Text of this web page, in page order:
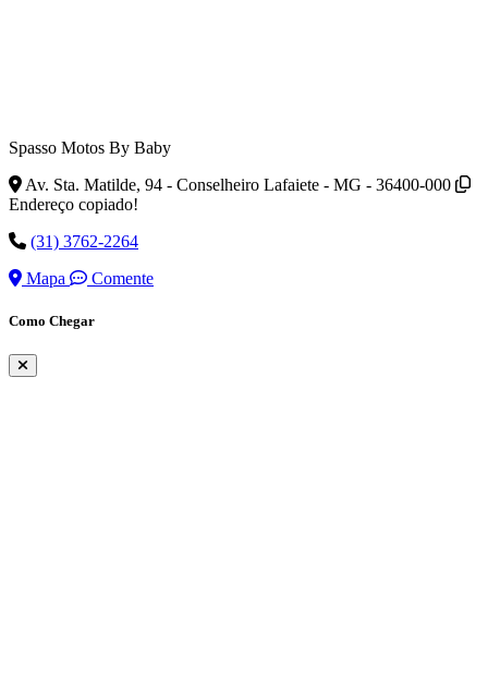
Spasso Motos By Baby
Av. Sta. Matilde, 94 - Conselheiro Lafaiete - MG - 36400-000
Endereço copiado!
(31) 3762-2264
Mapa
Comente
Como Chegar